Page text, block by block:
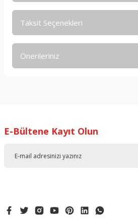
Taksit Seçenekleri
Önerileriniz
Ürün resmi kalitesiz, bozuk veya
E-Bültene Kayıt Olun